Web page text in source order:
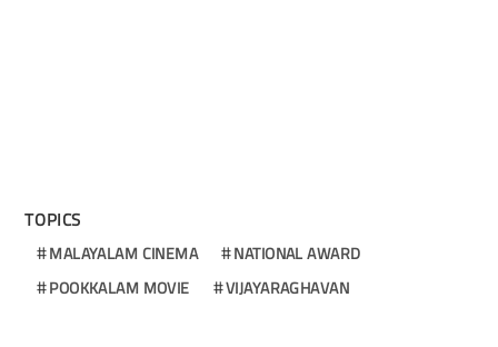
TOPICS
MALAYALAM CINEMA
NATIONAL AWARD
POOKKALAM MOVIE
VIJAYARAGHAVAN